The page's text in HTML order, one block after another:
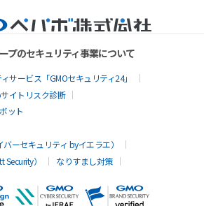
プのセキュリティ事業について
サービス「GMOセキュリティ24」
イトリスク診断
ット
ーセキュリティ byイエラエ）
）
なりすまし対策